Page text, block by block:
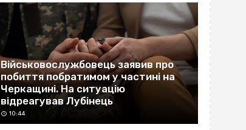
Військовослужбовець заявив про
побиття побратимом у частині на
Черкащині. На ситуацію
відреагував Лубінець
10:44